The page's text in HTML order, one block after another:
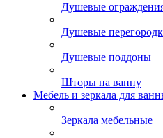
Душевые
Душевые
Душевые поддоны
Шторы на ванну
Мебель и зеркала для
Зеркала мебельные